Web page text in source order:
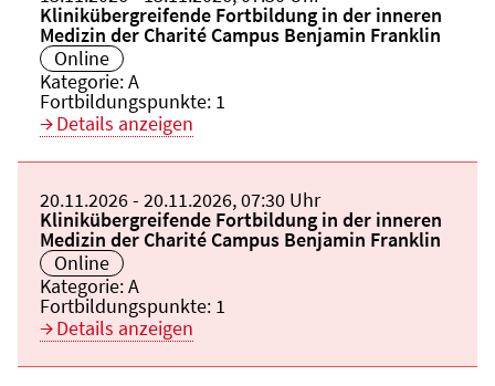
Veranstaltungstitel:
Klinikübergreifende Fortbildung in der inneren
Medizin der Charité Campus Benjamin Franklin
Veranstaltungsort:
Online
Kategorie:A
Fortbildungspunkte: 1
Details anzeigen
Beginn:
20.11.2026Ende und Anfangszeit:
- 20.11.2026,07:30 Uhr
Veranstaltungstitel:
Klinikübergreifende Fortbildung in der inneren
Medizin der Charité Campus Benjamin Franklin
Veranstaltungsort:
Online
Kategorie:A
Fortbildungspunkte: 1
Details anzeigen